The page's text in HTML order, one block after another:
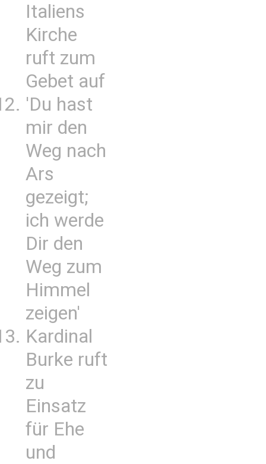
Italiens
Kirche
ruft zum
Gebet auf
'Du hast
mir den
Weg nach
Ars
gezeigt;
ich werde
Dir den
Weg zum
Himmel
zeigen'
Kardinal
Burke ruft
zu
Einsatz
für Ehe
und